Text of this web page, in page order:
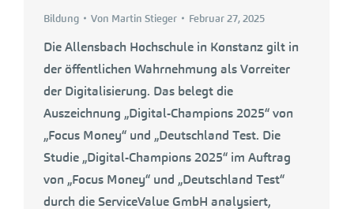
Bildung Von Martin Stieger Februar 27, 2025
Die Allensbach Hochschule in Konstanz gilt in
der öffentlichen Wahrnehmung als Vorreiter
der Digitalisierung. Das belegt die
Auszeichnung „Digital-Champions 2025“ von
„Focus Money“ und „Deutschland Test. Die
Studie „Digital-Champions 2025“ im Auftrag
von „Focus Money“ und „Deutschland Test“
durch die ServiceValue GmbH analysiert,